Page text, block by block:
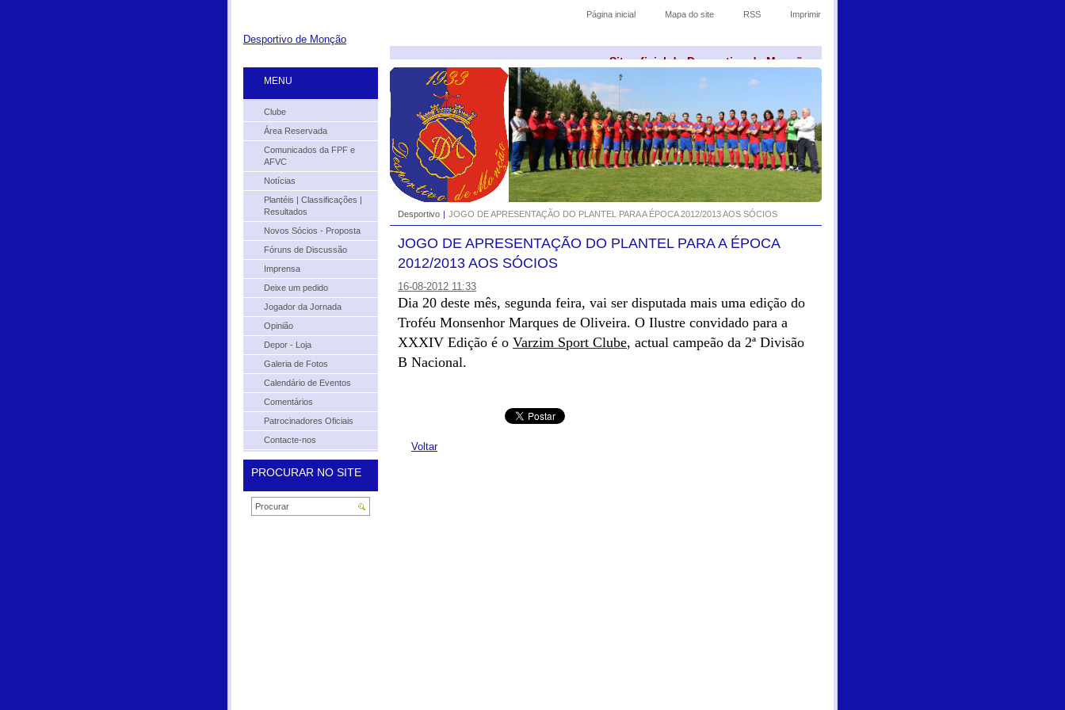
Desportivo de Monção
Site oficial do Desportivo de Monção
Desportivo | JOGO DE APRESENTAÇÃO DO PLANTEL PARA A ÉPOCA 2012/2013 AOS SÓCIOS
JOGO DE APRESENTAÇÃO DO PLANTEL PARA A ÉPOCA
2012/2013 AOS SÓCIOS
16-08-2012 11:33
Dia 20 deste mês, segunda feira, vai ser disputada mais uma edição do
Troféu Monsenhor Marques de Oliveira. O Ilustre convidado para a
XXXIV Edição é o Varzim Sport Clube, actual campeão da 2ª Divisão
B Nacional.
Voltar
MENU
Clube
Área Reservada
Comunicados da FPF e
AFVC
Notícias
Plantéis | Classificações |
Resultados
Novos Sócios - Proposta
Fóruns de Discussão
Imprensa
Deixe um pedido
Jogador da Jornada
Opinião
Depor - Loja
Galeria de Fotos
Calendário de Eventos
Comentários
Patrocinadores Oficiais
Contacte-nos
PROCURAR NO SITE
Página inicial Mapa do site RSS Imprimir